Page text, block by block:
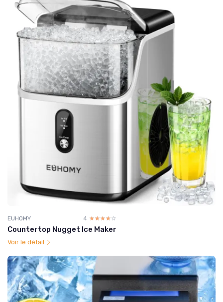
EUHOMY 4 ☆☆☆☆☆
★★★★★
Countertop Nugget Ice Maker
Voir le détail